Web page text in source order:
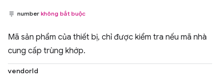
number không bắt buộc
Mã sản phẩm của thiết bị, chỉ được kiểm tra nếu mã nhà
cung cấp trùng khớp.
vendorId